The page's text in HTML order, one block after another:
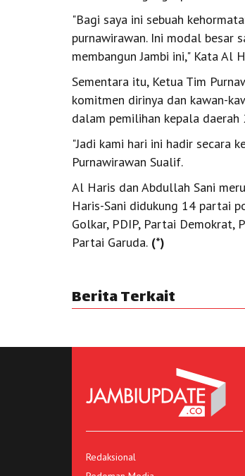
"Bagi saya ini sebuah
purnawirawan. Ini modal besar
membangun Jambi ini," Kata Al
Sementara itu, Ketua Tim
komitmen dirinya dan kawan-
dalam pemilihan kepala daerah
"Jadi kami hari ini hadir secara
Purnawirawan Sualif.
Al Haris dan Abdullah Sani
Haris-Sani didukung 14 partai
Golkar, PDIP, Partai Demokrat,
Partai Garuda. (*)
Berita Terkait
Redaksional